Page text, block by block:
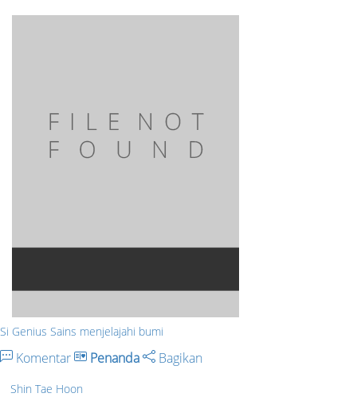
Si Genius Sains menjelajahi bumi
Komentar Penanda Bagikan
Shin Tae Hoon